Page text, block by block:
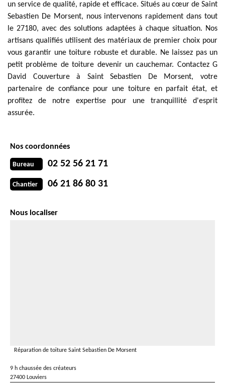
un service de qualité, rapide et efficace. Situés au cœur de Saint
Sebastien De Morsent, nous intervenons rapidement dans tout
le 27180, avec des solutions adaptées à chaque situation. Nos
artisans qualifiés utilisent des matériaux de premier choix pour
vous garantir une toiture robuste et durable. Ne laissez pas un
petit problème de toiture devenir un cauchemar. Contactez G
David Couverture à Saint Sebastien De Morsent, votre
partenaire de confiance pour une toiture en parfait état, et
profitez de notre expertise pour une tranquillité d'esprit
assurée.
Nos coordonnées
Bureau 02 52 56 21 71
Chantier 06 21 86 80 31
Nous localiser
Réparation de toiture Saint Sebastien De Morsent
9 h chaussée des créateurs
27400 Louviers